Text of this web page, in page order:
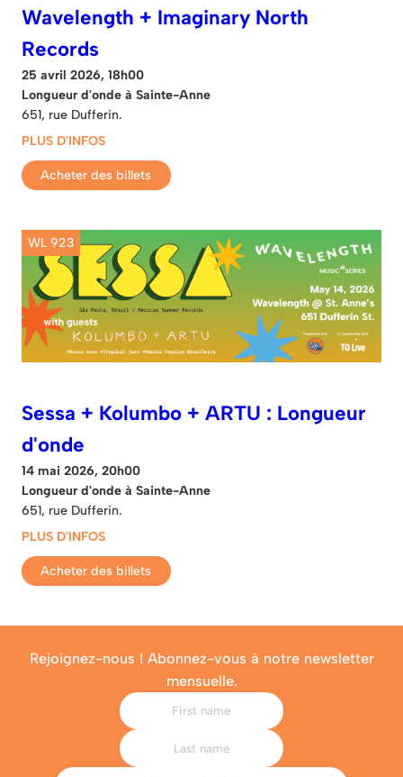
Wavelength + Imaginary North
Records
25 avril 2026, 18h00
Longueur d'onde à Sainte-Anne
651, rue Dufferin.
PLUS D'INFOS
Acheter des billets
WL 923
Sessa + Kolumbo + ARTU : Longueur
d'onde
14 mai 2026, 20h00
Longueur d'onde à Sainte-Anne
651, rue Dufferin.
PLUS D'INFOS
Acheter des billets
Rejoignez-nous ! Abonnez-vous à notre newsletter
mensuelle.